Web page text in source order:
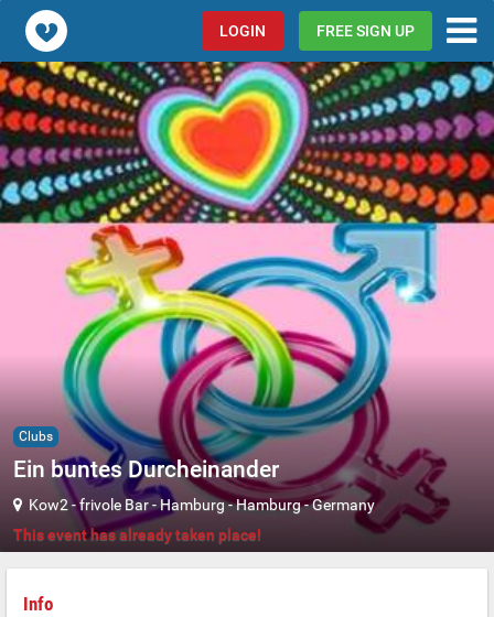
Popcorn.dating LOGIN FREE SIGN UP
Clubs
Ein buntes Durcheinander
Kow2 - frivole Bar-Hamburg-Hamburg-Germany
This event has already taken place!
Info